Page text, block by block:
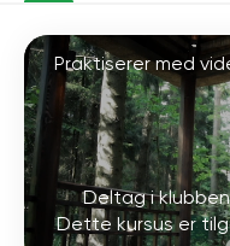
Praktiserer med
Deltag i
Dette kursus er